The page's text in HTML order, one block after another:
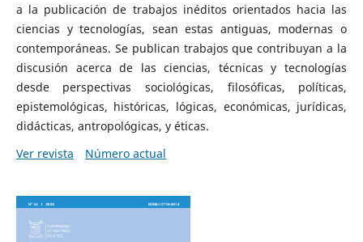
a la publicación de trabajos inéditos orientados hacia las
ciencias y tecnologías, sean estas antiguas, modernas o
contemporáneas. Se publican trabajos que contribuyan a la
discusión acerca de las ciencias, técnicas y tecnologías
desde perspectivas sociológicas, filosóficas, políticas,
epistemológicas, históricas, lógicas, económicas, jurídicas,
didácticas, antropológicas, y éticas.
Ver revista
Número actual